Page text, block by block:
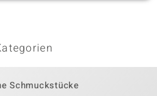
Schmuckstücke